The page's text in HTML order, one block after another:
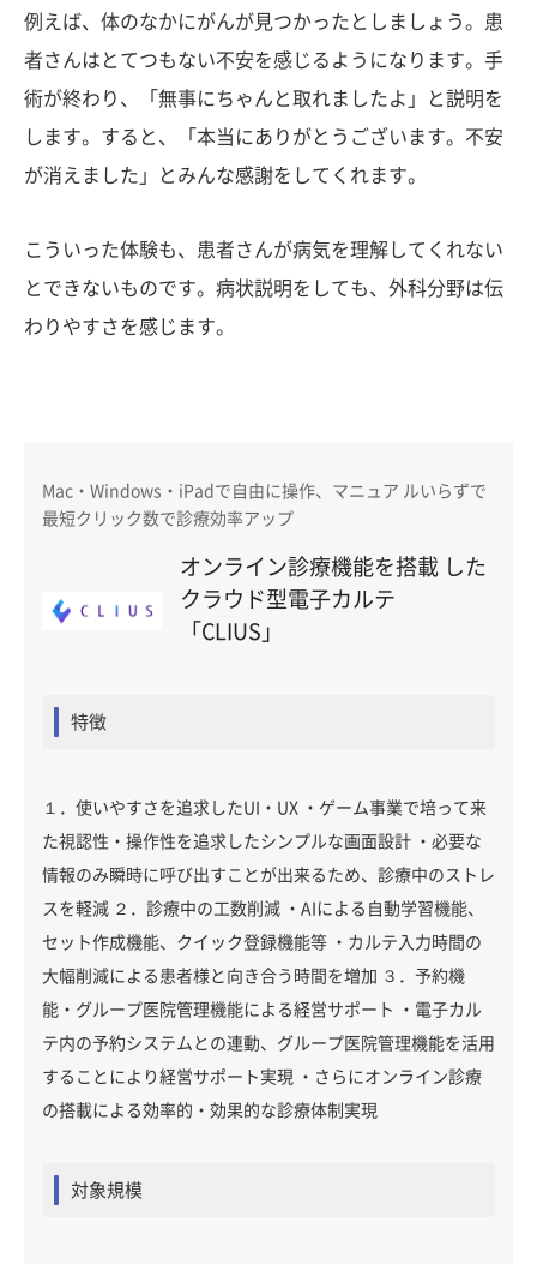
例えば、体のなかにがんが見つかったとしましょう。患
者さんはとてつもない不安を感じるようになります。手
術が終わり、「無事にちゃんと取れましたよ」と説明を
します。すると、「本当にありがとうございます。不安
が消えました」とみんな感謝をしてくれます。
こういった体験も、患者さんが病気を理解してくれない
とできないものです。病状説明をしても、外科分野は伝
わりやすさを感じます。
Mac・Windows・iPadで自由に操作、マニュア ルいらずで
最短クリック数で診療効率アップ
オンライン診療機能を搭載 した
クラウド型電子カルテ
「CLIUS」
特徴
１．使いやすさを追求したUI・UX ・ゲーム事業で培って来
た視認性・操作性を追求したシンプルな画面設計 ・必要な
情報のみ瞬時に呼び出すことが出来るため、診療中のストレ
スを軽減 ２．診療中の工数削減 ・AIによる自動学習機能、
セット作成機能、クイック登録機能等 ・カルテ入力時間の
大幅削減による患者様と向き合う時間を増加 ３．予約機
能・グループ医院管理機能による経営サポート ・電子カル
テ内の予約システムとの連動、グループ医院管理機能を活用
することにより経営サポート実現 ・さらにオンライン診療
の搭載による効率的・効果的な診療体制実現
対象規模